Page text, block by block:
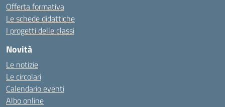
Offerta formativa
Le schede didattiche
I progetti delle classi
Novità
Le notizie
Le circolari
Calendario eventi
Albo online